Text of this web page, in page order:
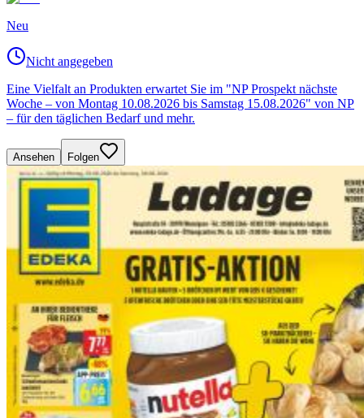
Neu
Nicht angegeben
Eine Vielfalt an Produkten erwartet Sie im "NP Prospekt nächste
Woche – von Montag 10.08.2026 bis Samstag 15.08.2026" von NP
– für den täglichen Bedarf und mehr.
Ansehen Folgen